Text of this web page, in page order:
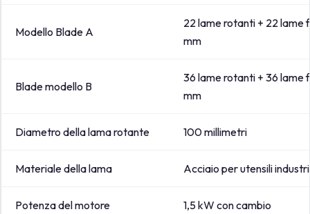
Modello Blade A
22 lame rotanti + 22 lame
mm
Blade modello B
36 lame rotanti + 36 lame
mm
Diametro della lama rotante 100 millimetri
Materiale della lama Acciaio per utensili
Potenza del motore 1,5 kW con cambio